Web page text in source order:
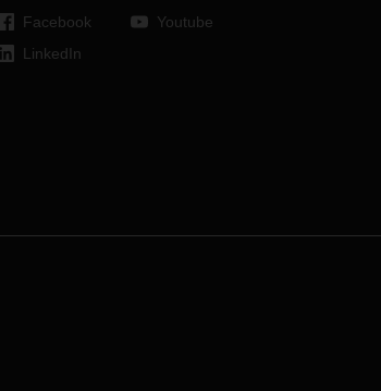
Facebook
LinkedIn
Youtube